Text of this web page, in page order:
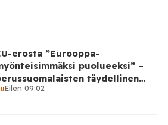
erosta ”Eurooppa-
puolueeksi” –
täydellinen
Eilen 09:02